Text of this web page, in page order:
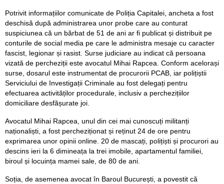
Potrivit informațiilor comunicate de Poliția Capitalei, ancheta a fost
deschisă după administrarea unor probe care au conturat
suspiciunea că un bărbat de 51 de ani ar fi publicat și distribuit pe
conturile de social media pe care le administra mesaje cu caracter
fascist, legionar și rasist. Surse judiciare au indicat că persoana
vizată de percheziții este avocatul Mihai Rapcea. Conform acelorași
surse, dosarul este instrumentat de procurorii PCAB, iar polițiștii
Serviciului de Investigații Criminale au fost delegați pentru
efectuarea activităților procedurale, inclusiv a perchezițiilor
domiciliare desfășurate joi.
Avocatul Mihai Rapcea, unul din cei mai cunoscuți militanți
naționaliști, a fost percheziționat și reținut 24 de ore pentru
exprimarea unor opinii online. 20 de mascați, polițiști și procurori au
descins ieri la 6 dimineața la trei imobile, apartamentul familiei,
biroul și locuința mamei sale, de 80 de ani.
Soția, de asemenea avocat în Baroul București, a povestit că